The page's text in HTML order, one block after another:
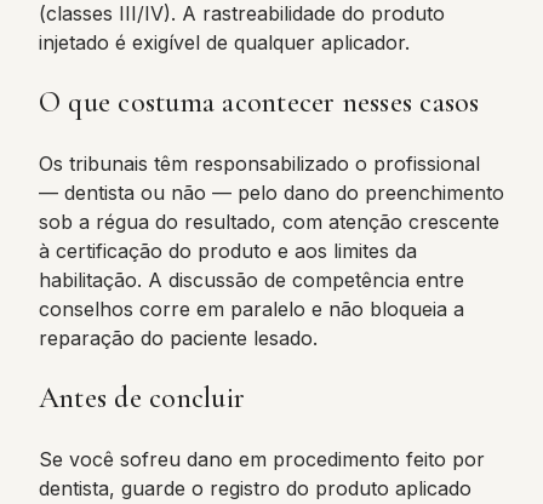
(classes III/IV). A rastreabilidade do produto
injetado é exigível de qualquer aplicador.
O que costuma acontecer nesses casos
Os tribunais têm responsabilizado o profissional
— dentista ou não — pelo dano do preenchimento
sob a régua do resultado, com atenção crescente
à certificação do produto e aos limites da
habilitação. A discussão de competência entre
conselhos corre em paralelo e não bloqueia a
reparação do paciente lesado.
Antes de concluir
Se você sofreu dano em procedimento feito por
dentista, guarde o registro do produto aplicado